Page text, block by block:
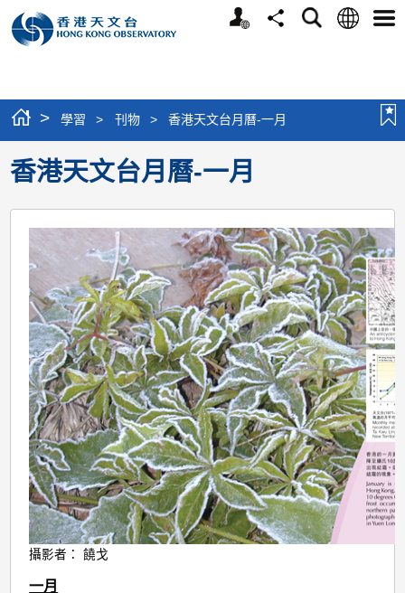
個
分
搜
語
選
> 學習 > 刊物 > 香港天文台月曆-一月
香港天文台月曆-一月
攝影者： 饒戈
一月